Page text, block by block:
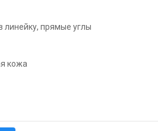
линейку, прямые углы
кожа